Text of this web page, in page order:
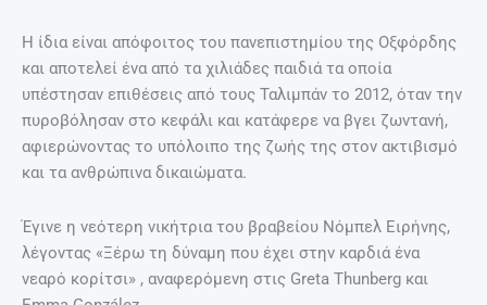
Η ίδια είναι απόφοιτος του πανεπιστημίου της Οξφόρδης
και αποτελεί ένα από τα χιλιάδες παιδιά τα οποία
υπέστησαν επιθέσεις από τους Ταλιμπάν το 2012, όταν την
πυροβόλησαν στο κεφάλι και κατάφερε να βγει ζωντανή,
αφιερώνοντας το υπόλοιπο της ζωής της στον ακτιβισμό
και τα ανθρώπινα δικαιώματα.
Έγινε η νεότερη νικήτρια του βραβείου Νόμπελ Ειρήνης,
λέγοντας «Ξέρω τη δύναμη που έχει στην καρδιά ένα
νεαρό κορίτσι» , αναφερόμενη στις Greta Thunberg και